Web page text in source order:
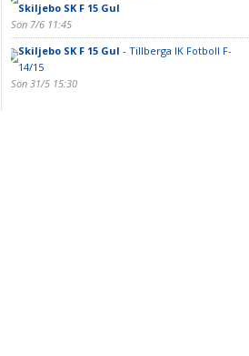
Skiljebo SK F 15 Gul
Sön 7/6 11:45
Skiljebo SK F 15 Gul - Tillberga IK Fotboll F-
14/15
Sön 31/5 15:30